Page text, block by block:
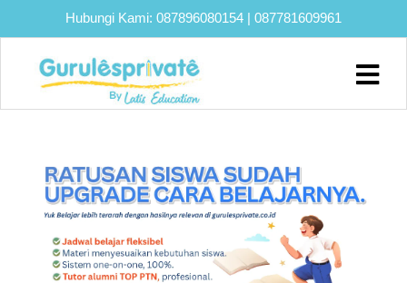
Hubungi Kami: 087896080154 | 087781609961
Home
Program
Bimbel